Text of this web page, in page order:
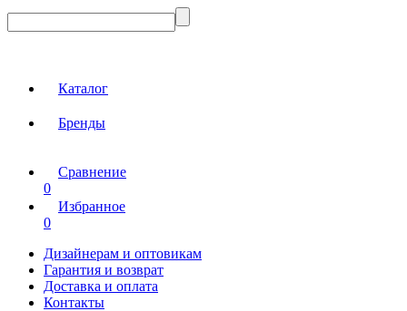
Каталог
Бренды
Сравнение
0
Избранное
0
Дизайнерам и оптовикам
Гарантия и возврат
Доставка и оплата
Контакты